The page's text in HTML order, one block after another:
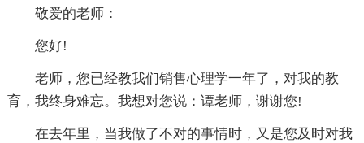
敬爱的老师：
您好!
老师，您已经教我们销售心理学一年了，对我的教
育，我终身难忘。我想对您说：谭老师，谢谢您!
在去年里，当我做了不对的事情时，又是您及时对我